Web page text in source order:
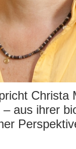
Christa
aus ihrer